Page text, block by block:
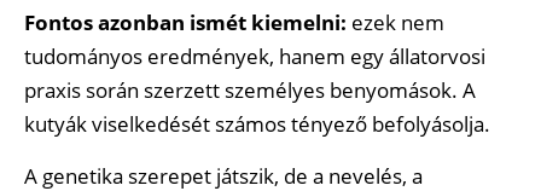
Fontos azonban ismét kiemelni: ezek nem
tudományos eredmények, hanem egy állatorvosi
praxis során szerzett személyes benyomások. A
kutyák viselkedését számos tényező befolyásolja.
A genetika szerepet játszik, de a nevelés, a